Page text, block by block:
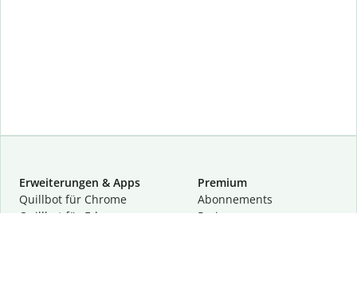
Erweiterungen & Apps
Quillbot für Chrome
Quillbot für Edge
Premium
Abon­ne­ments
Preise